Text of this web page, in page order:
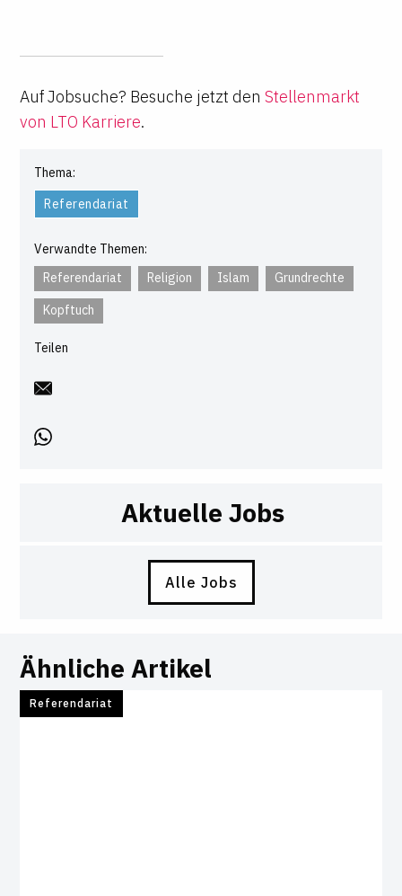
Auf Jobsuche? Besuche jetzt den Stellenmarkt
von LTO Karriere.
Thema:
Referendariat
Verwandte Themen:
Referendariat
Religion Islam
Grundrechte
Kopftuch
Teilen
Aktuelle Jobs
Alle Jobs
Ähnliche Artikel
Referendariat